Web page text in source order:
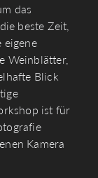
das
beste Zeit,
eigene
Weinblätter,
Blick
ist für
Kamera